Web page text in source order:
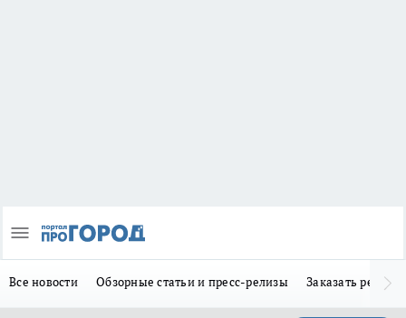
Все новости Обзорные статьи и пресс-релизы Заказать